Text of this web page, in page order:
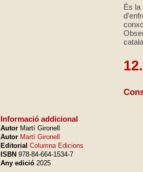
És la
Informació addicional
Autor Martí Gironell
Autor Martí Gironell
Editorial Columna Edicions
ISBN 978-84-664-1534-7
Any edició 2025